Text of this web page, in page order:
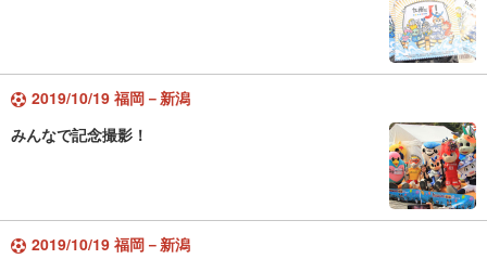
2019/10/19 福岡－新潟
みんなで記念撮影！
2019/10/19 福岡－新潟